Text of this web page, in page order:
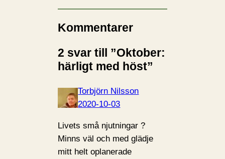
Kommentarer
2 svar till ”Oktober:
härligt med höst”
Torbjörn Nilsson
2020-10-03
Livets små njutningar ?
Minns väl och med glädje
mitt helt oplanerade